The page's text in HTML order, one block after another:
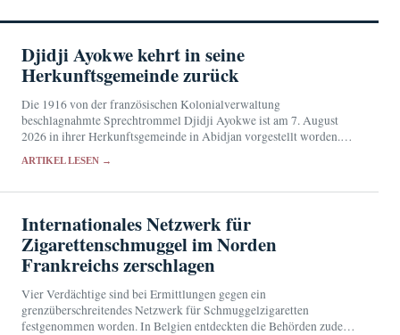
Djidji Ayokwe kehrt in seine
Herkunftsgemeinde zurück
Die 1916 von der französischen Kolonialverwaltung
beschlagnahmte Sprechtrommel Djidji Ayokwe ist am 7. August
2026 in ihrer Herkunftsgemeinde in Abidjan vorgestellt worden.
d'Ivoire…
ARTIKEL LESEN →
Internationales Netzwerk für
Zigarettenschmuggel im Norden
Frankreichs zerschlagen
Vier Verdächtige sind bei Ermittlungen gegen ein
grenzüberschreitendes Netzwerk für Schmuggelzigaretten
festgenommen worden. In Belgien entdeckten die Behörden zudem